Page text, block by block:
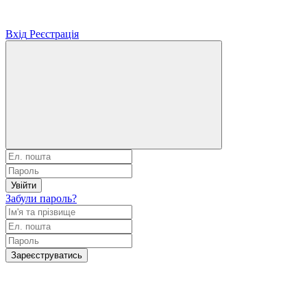
Вхід Реєстрація
Увійти
Забули пароль?
Зареєструватись